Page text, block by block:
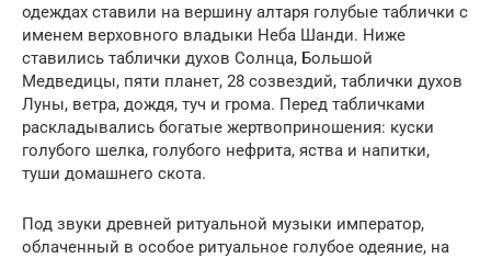
одеждах ставили на вершину алтаря голубые таблички с
именем верховного владыки Неба Шанди. Ниже
ставились таблички духов Солнца, Большой
Медведицы, пяти планет, 28 созвездий, таблички духов
Луны, ветра, дождя, туч и грома. Перед табличками
раскладывались богатые жертвоприношения: куски
голубого шелка, голубого нефрита, яства и напитки,
туши домашнего скота.
Под звуки древней ритуальной музыки император,
облаченный в особое ритуальное голубое одеяние, на